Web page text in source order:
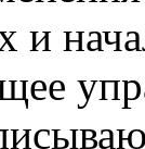
и